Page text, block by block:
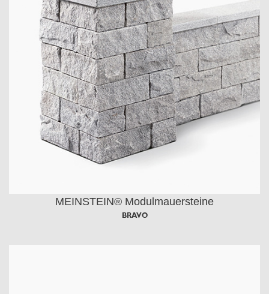
MEINSTEIN® Modulmauersteine
BRAVO